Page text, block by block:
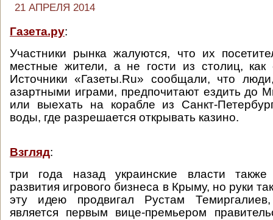
21 АПРЕЛЯ 2014
Газета.ру:
Участники рынка жалуются, что их
местные жители, а не гости из столиц, как
Источники «Газеты.Ru» сообщали, что
азартными играми, предпочитают ездить до
или выехать на корабле из Санкт-
воды, где разрешается открывать казино.
Взгляд:
три года назад украинские власти
развития игрового бизнеса в Крыму, но руки
эту идею продвигал Рустам
является первым вице-премьером